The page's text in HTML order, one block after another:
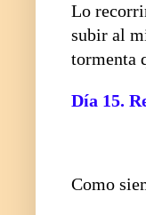
Lo
subir al
tormenta
Día 15.
Como